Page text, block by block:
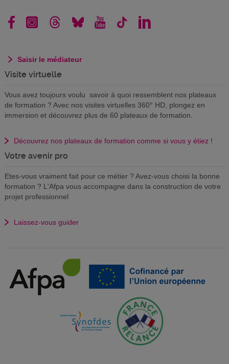
Saisir le médiateur
Visite virtuelle
Vous avez toujours voulu savoir à quoi ressemblent nos plateaux
de formation ? Avec nos visites virtuelles 360° HD, plongez en
immersion et découvrez plus de 60 plateaux de formation.
Découvrez nos plateaux de formation comme si vous y étiez !
Votre avenir pro
Etes-vous vraiment fait pour ce métier ? Avez-vous choisi la bonne
formation ? L'Afpa vous accompagne dans la construction de votre
projet professionnel
Laissez-vous guider